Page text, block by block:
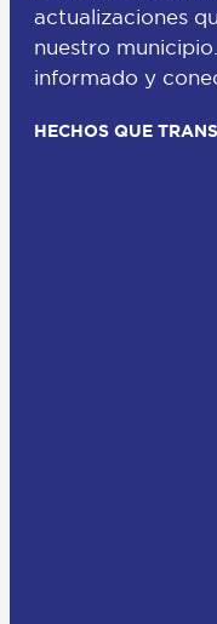
actualizaciones
nuestro
informado y
HECHOS QUE